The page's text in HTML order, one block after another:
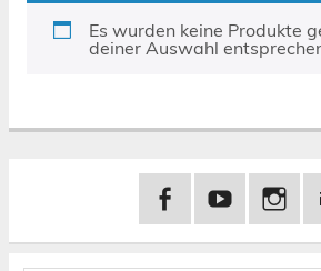
Es wurden keine Produkte
deiner Auswahl